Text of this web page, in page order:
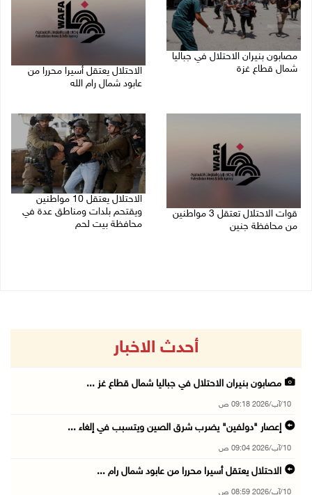
مصابون بنيران الاحتلال في جباليا
شمال قطاع غزة
الاحتلال يعتقل أسيرا محررا من
عابود شمال رام الله
قوات الاحتلال تعتقل 3 مواطنين
من محافظة جنين
الاحتلال يعتقل 10 مواطنين
ويقتحم بلدات ومناطق عدة في
محافظة بيت لحم
أحدث الاخبار
مصابون بنيران الاحتلال في جباليا شمال قطاع غز ...
10/آب/2026 09:18 ص
إعصار "دولفين" يضرب شرق الصين ويتسبب في إلغاء ...
10/آب/2026 09:04 ص
الاحتلال يعتقل أسيرا محررا من عابود شمال رام ...
10/آب/2026 08:59 ص